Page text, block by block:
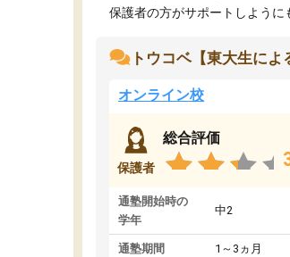
保護者の方がサポートしように
トウコベ【東大生に
オンライン校
保護者
総合評価
通塾開始時の
学年
中2
通塾期間 1～3ヵ月